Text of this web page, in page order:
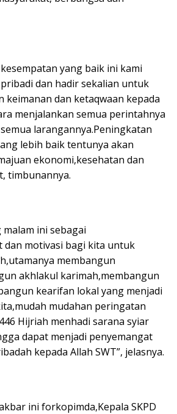
yang baik ini kami
dan hadir sekalian untuk
keimanan dan ketaqwaan kepada
menjalankan semua perintahnya
larangannya.Peningkatan
lebih baik tentunya akan
ekonomi,kesehatan dan
timbunannya.
malam ini sebagai
dan motivasi bagi kita untuk
membangun
akhlakul karimah,membangun
kearifan lokal yang menjadi
mudahan peringatan
Hijriah menhadi sarana syiar
dapat menjadi penyemangat
kepada Allah SWT”, jelasnya.
ini forkopimda,Kepala SKPD